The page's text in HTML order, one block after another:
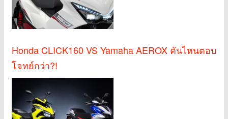
Honda CLICK160 VS Yamaha AEROX คันไหนตอบ
โจทย์กว่า?!